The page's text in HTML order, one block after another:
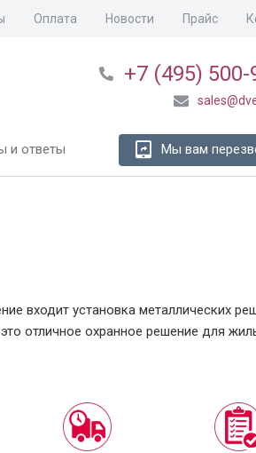
Оплата Новости Прайс
+7 (495) 500-
и ответы Мы вам
входит установка металлических
отличное охранное решение для